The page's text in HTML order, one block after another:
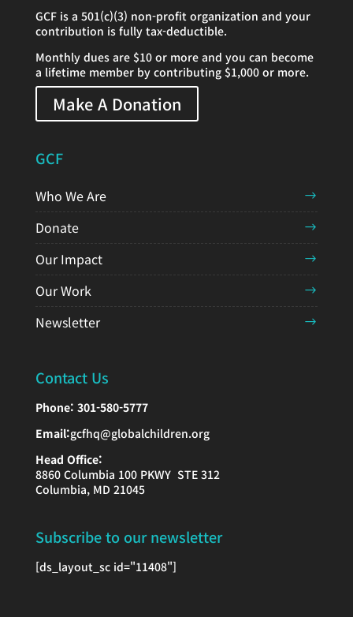
GCF is a 501(c)(3) non-profit organization and your
contribution is fully tax-deductible.
Monthly dues are $10 or more and you can become
a lifetime member by contributing $1,000 or more.
Make A Donation
GCF
Who We Are
Donate
Our Impact
Our Work
Newsletter
Contact Us
Phone: 301-580-5777
Email:gcfhq@globalchildren.org
Head Office:
8860 Columbia 100 PKWY STE 312
Columbia, MD 21045
Subscribe to our newsletter
[ds_layout_sc id="11408"]